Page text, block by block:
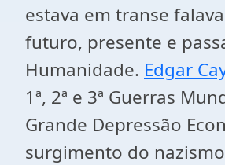
estava em transe
futuro, presente e
Humanidade. Edgar
1ª, 2ª e 3ª Guerras
Grande Depressão
surgimento do